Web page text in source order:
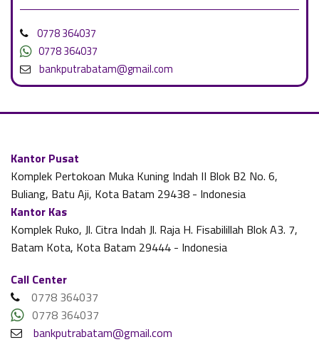
0778 364037
0778 364037
bankputrabatam@gmail.com
Kantor Pusat
Komplek Pertokoan Muka Kuning Indah II Blok B2 No. 6,
Buliang, Batu Aji, Kota Batam 29438 - Indonesia
Kantor Kas
Komplek Ruko, Jl. Citra Indah Jl. Raja H. Fisabilillah Blok A3. 7,
Batam Kota, Kota Batam 29444 - Indonesia
Call Center
0778 364037
0778 364037
bankputrabatam@gmail.com